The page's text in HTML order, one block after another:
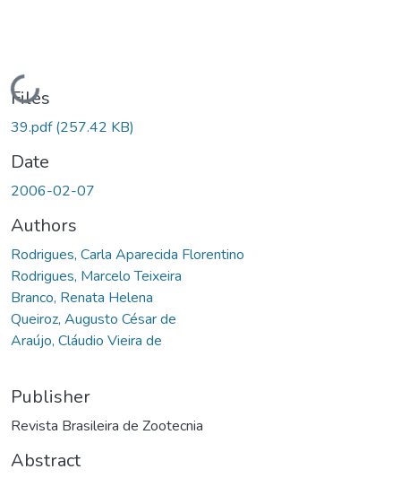
Loading...
Files
39.pdf(257.42 KB)
Date
2006-02-07
Authors
Rodrigues, Carla Aparecida Florentino
Rodrigues, Marcelo Teixeira
Branco, Renata Helena
Queiroz, Augusto César de
Araújo, Cláudio Vieira de
Publisher
Revista Brasileira de Zootecnia
Abstract